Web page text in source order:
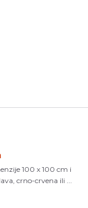
100 x 100 cm i
crno-crvena ili ...